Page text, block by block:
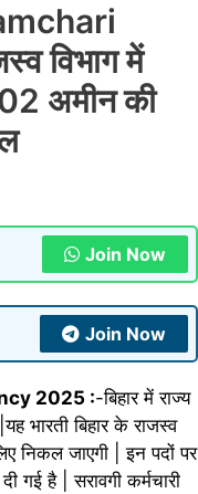
विभाग में
अमीन की
Join Now
Join Now
2025 :-बिहार में राज्य
भारती बिहार के राजस्व
निकल जाएगी | इन पदों पर
गई है | सरावगी कर्मचारी